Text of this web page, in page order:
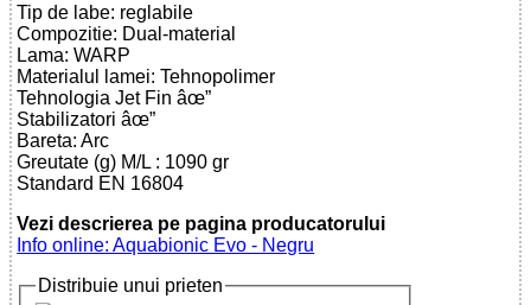
Tip de labe: reglabile
Compozitie: Dual-material
Lama: WARP
Materialul lamei: Tehnopolimer
Tehnologia Jet Fin âœ”
Stabilizatori âœ”
Bareta: Arc
Greutate (g) M/L : 1090 gr
Standard EN 16804
Vezi descrierea pe pagina producatorului
Info online: Aquabionic Evo - Negru
Distribuie unui prieten